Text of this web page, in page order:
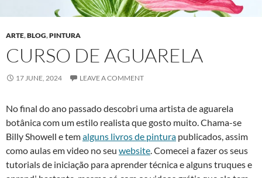
ARTE,BLOG,PINTURA
CURSO DE AGUARELA
17 JUNE, 2024 LEAVE A COMMENT
No final do ano passado descobri uma artista de aguarela
botânica com um estilo realista que gosto muito. Chama-se
Billy Showell e temalguns livros de pintura publicados, assim
como aulas em video no seu website. Comecei a fazer os seus
tutorials de iniciação para aprender técnica e alguns truques e